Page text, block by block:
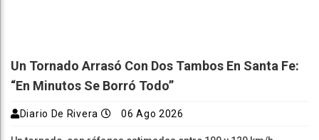
Un Tornado Arrasó Con Dos Tambos En Santa Fe:
“En Minutos Se Borró Todo”
Diario De Rivera 06 Ago 2026